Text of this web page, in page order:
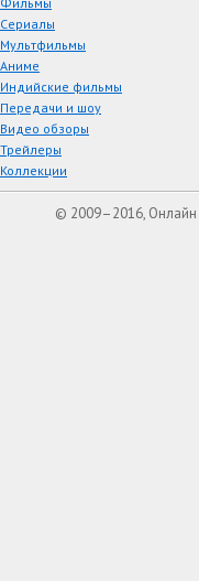
Сериалы
Мультфильмы
Аниме
Индийские фильмы
Передачи и шоу
Видео обзоры
Трейлеры
Коллекции
© 2009–2016,